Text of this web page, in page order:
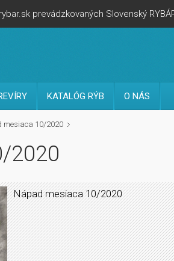
prevádzkovaných Slovenský
KATALÓG RÝB O NÁS
mesiaca 10/2020
2020
Nápad mesiaca 10/2020